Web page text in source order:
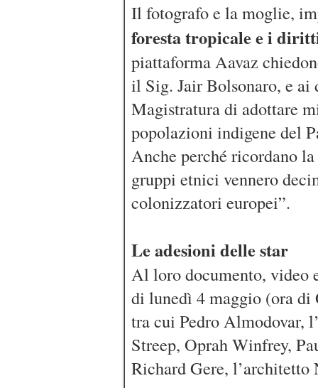
Il fotografo e la moglie,
foresta tropicale e i
piattaforma Aavaz
il Sig. Jair Bolsonaro, e ai
Magistratura di adottare
popolazioni indigene del
Anche perché ricordano
gruppi etnici vennero
colonizzatori europei”.
Le adesioni delle star
Al loro documento, video
di lunedì 4 maggio (ora di
tra cui Pedro Almodovar,
Streep, Oprah Winfrey,
Richard Gere, l’architetto